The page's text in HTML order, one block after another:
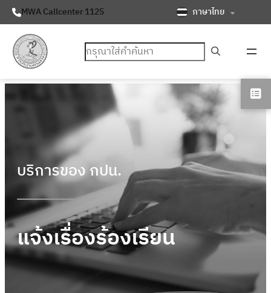
MWA Callcenter 1125 ภาษาไทย
ค้นหา
บริการของ กปน.
แจ้งเรื่องร้องเรียน